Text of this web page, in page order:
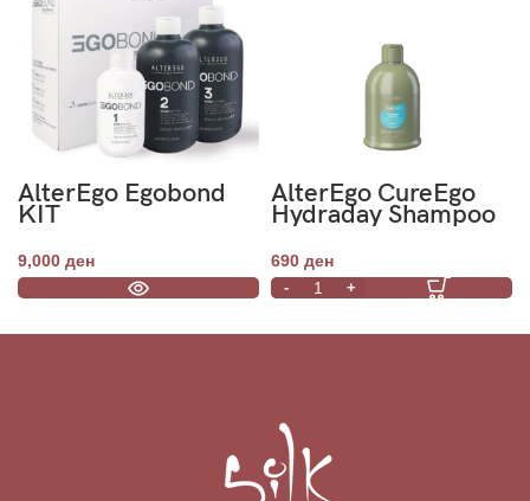
AlterEgo Egobond
KIT
9,000 ден
AlterEgo CureEgo
Hydraday Shampoo
Frequent Use 300ml
690 ден